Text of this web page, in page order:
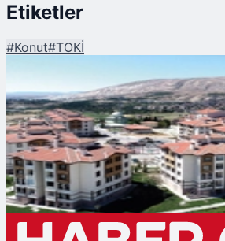
Etiketler
#Konut#TOKİ
Şu An Okunan
TOKİ'de Kurasız ve İndirimli Konut Satışı Başladı